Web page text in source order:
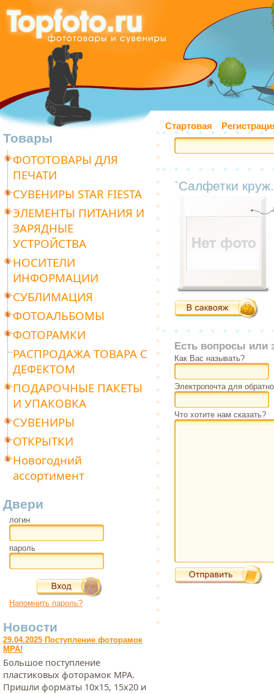
Стартовая
Товары
ФОТОТОВАРЫ ДЛЯ
ПЕЧАТИ
СУВЕНИРЫ STAR FIESTA
ЭЛЕМЕНТЫ ПИТАНИЯ И
ЗАРЯДНЫЕ
УСТРОЙСТВА
НОСИТЕЛИ
ИНФОРМАЦИИ
СУБЛИМАЦИЯ
ФОТОАЛЬБОМЫ
ФОТОРАМКИ
РАСПРОДАЖА ТОВАРА С
ДЕФЕКТОМ
ПОДАРОЧНЫЕ ПАКЕТЫ
И УПАКОВКА
СУВЕНИРЫ
ОТКРЫТКИ
Новогодний
ассортимент
Двери
логин
пароль
Напомнить пароль?
Новости
29.04.2025 Поступление фоторамок
МРА!
Большое поступление
пластиковых фоторамок МРА.
Пришли форматы 10х15, 15х20 и
`Салфетки
Есть вопросы или
Как Вас называть?
Электропочта для
Что хотите нам сказать?